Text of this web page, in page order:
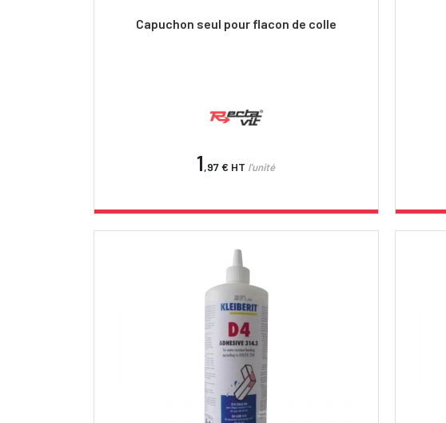
Capuchon seul pour flacon de colle
1,97 € HT l'unité